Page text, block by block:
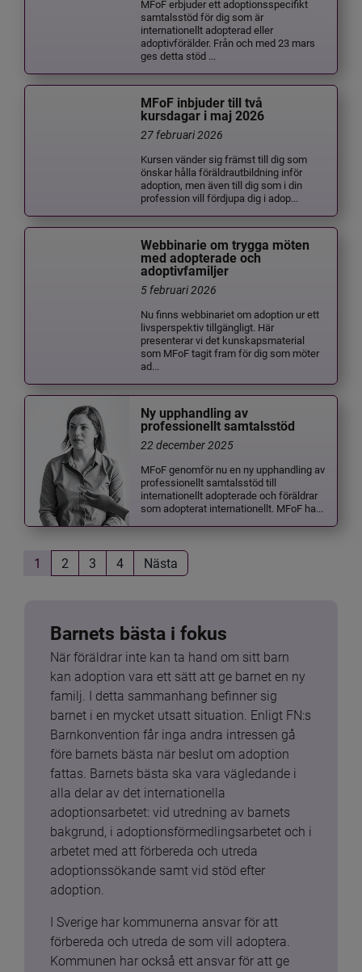
MFoF erbjuder ett adoptionsspecifikt
samtalsstöd för dig som är
internationellt adopterad eller
adoptivförälder. Från och med 23 mars
ges detta stöd ...
MFoF inbjuder till två
kursdagar i maj 2026
27 februari 2026
Kursen vänder sig främst till dig som
önskar hålla föräldrautbildning inför
adoption, men även till dig som i din
profession vill fördjupa dig i adop...
Webbinarie om trygga möten
med adopterade och
adoptivfamiljer
5 februari 2026
Nu finns webbinariet om adoption ur ett
livsperspektiv tillgängligt. Här
presenterar vi det kunskapsmaterial
som MFoF tagit fram för dig som möter
ad...
Ny upphandling av
professionellt samtalsstöd
22 december 2025
MFoF genomför nu en ny upphandling av
professionellt samtalsstöd till
internationellt adopterade och föräldrar
som adopterat internationellt. MFoF ha...
1 2 3 4 Nästa
Barnets bästa i fokus
När föräldrar inte kan ta hand om sitt barn
kan adoption vara ett sätt att ge barnet en ny
familj. I detta sammanhang befinner sig
barnet i en mycket utsatt situation. Enligt FN:s
Barnkonvention får inga andra intressen gå
före barnets bästa när beslut om adoption
fattas. Barnets bästa ska vara vägledande i
alla delar av det internationella
adoptionsarbetet: vid utredning av barnets
bakgrund, i adoptionsförmedlingsarbetet och i
arbetet med att förbereda och utreda
adoptionssökande samt vid stöd efter
adoption.
I Sverige har kommunerna ansvar för att
förbereda och utreda de som vill adoptera.
Kommunen har också ett ansvar för att ge